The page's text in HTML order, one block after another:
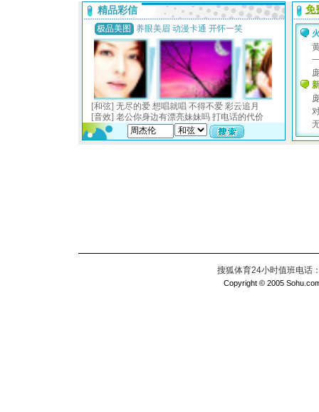
搜狐体育24小时值班电话
Copyright © 2005